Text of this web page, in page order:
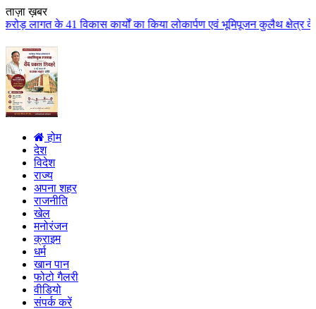
ताज़ा ख़बर
का किया लोकार्पण एवं भूमिपूजन कुलैथ क्षेत्र के विकास के लिये की
होम
देश
विदेश
राज्य
अपना शहर
राजनीति
खेल
मनोरंजन
क्राइम
धर्म
खान पान
फोटो गैलरी
वीडियो
संपर्क करें